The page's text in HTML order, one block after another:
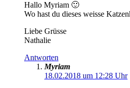
Hallo Myriam 🙂
Wo hast du dieses weisse
Liebe Grüsse
Nathalie
Antworten
Myriam
18.02.2018 um 12:28 Uhr